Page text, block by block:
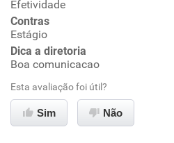
Conciliação com a vida familiar
Benefícios
Recomenda a diretoria
Efetividade
Contras
Estágio
Dica a diretoria
Boa comunicacao
Esta avaliação foi útil?
Sim Não